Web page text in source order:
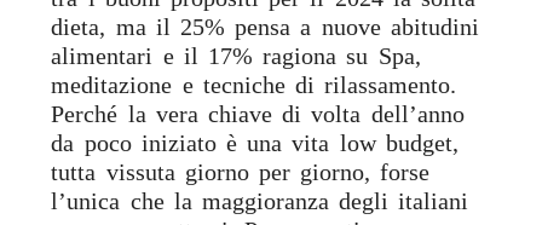
dieta, ma il 25% pensa a nuove abitudini
alimentari e il 17% ragiona su Spa,
meditazione e tecniche di rilassamento.
Perché la vera chiave di volta dell’anno
da poco iniziato è una vita low budget,
tutta vissuta giorno per giorno, forse
l’unica che la maggioranza degli italiani